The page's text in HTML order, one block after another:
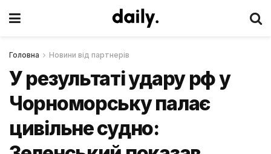
Головна Новини від партнерів
У результаті удару рф у
Чорноморську палає
цивільне судно: